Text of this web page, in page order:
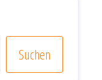
Suchen